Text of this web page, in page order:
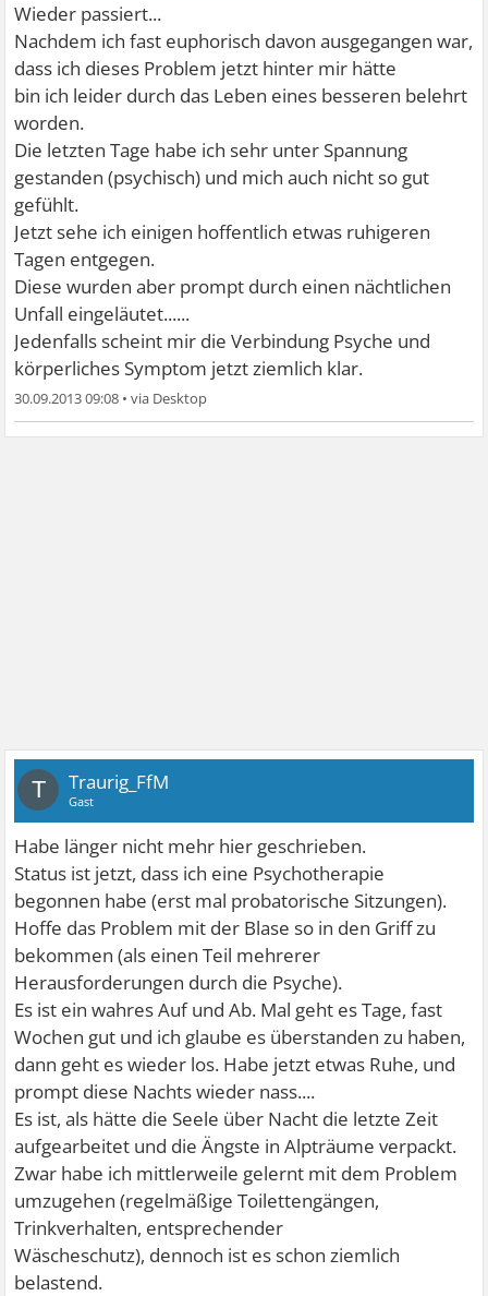
Wieder passiert...
Nachdem ich fast euphorisch davon ausgegangen war,
dass ich dieses Problem jetzt hinter mir hätte
bin ich leider durch das Leben eines besseren belehrt
worden.
Die letzten Tage habe ich sehr unter Spannung
gestanden (psychisch) und mich auch nicht so gut
gefühlt.
Jetzt sehe ich einigen hoffentlich etwas ruhigeren
Tagen entgegen.
Diese wurden aber prompt durch einen nächtlichen
Unfall eingeläutet......
Jedenfalls scheint mir die Verbindung Psyche und
körperliches Symptom jetzt ziemlich klar.
30.09.2013 09:08 •
T Traurig_FfM
Gast
Habe länger nicht mehr hier geschrieben.
Status ist jetzt, dass ich eine Psychotherapie
begonnen habe (erst mal probatorische Sitzungen).
Hoffe das Problem mit der Blase so in den Griff zu
bekommen (als einen Teil mehrerer
Herausforderungen durch die Psyche).
Es ist ein wahres Auf und Ab. Mal geht es Tage, fast
Wochen gut und ich glaube es überstanden zu haben,
dann geht es wieder los. Habe jetzt etwas Ruhe, und
prompt diese Nachts wieder nass....
Es ist, als hätte die Seele über Nacht die letzte Zeit
aufgearbeitet und die Ängste in Alpträume verpackt.
Zwar habe ich mittlerweile gelernt mit dem Problem
umzugehen (regelmäßige Toilettengängen,
Trinkverhalten, entsprechender
Wäscheschutz), dennoch ist es schon ziemlich
belastend.